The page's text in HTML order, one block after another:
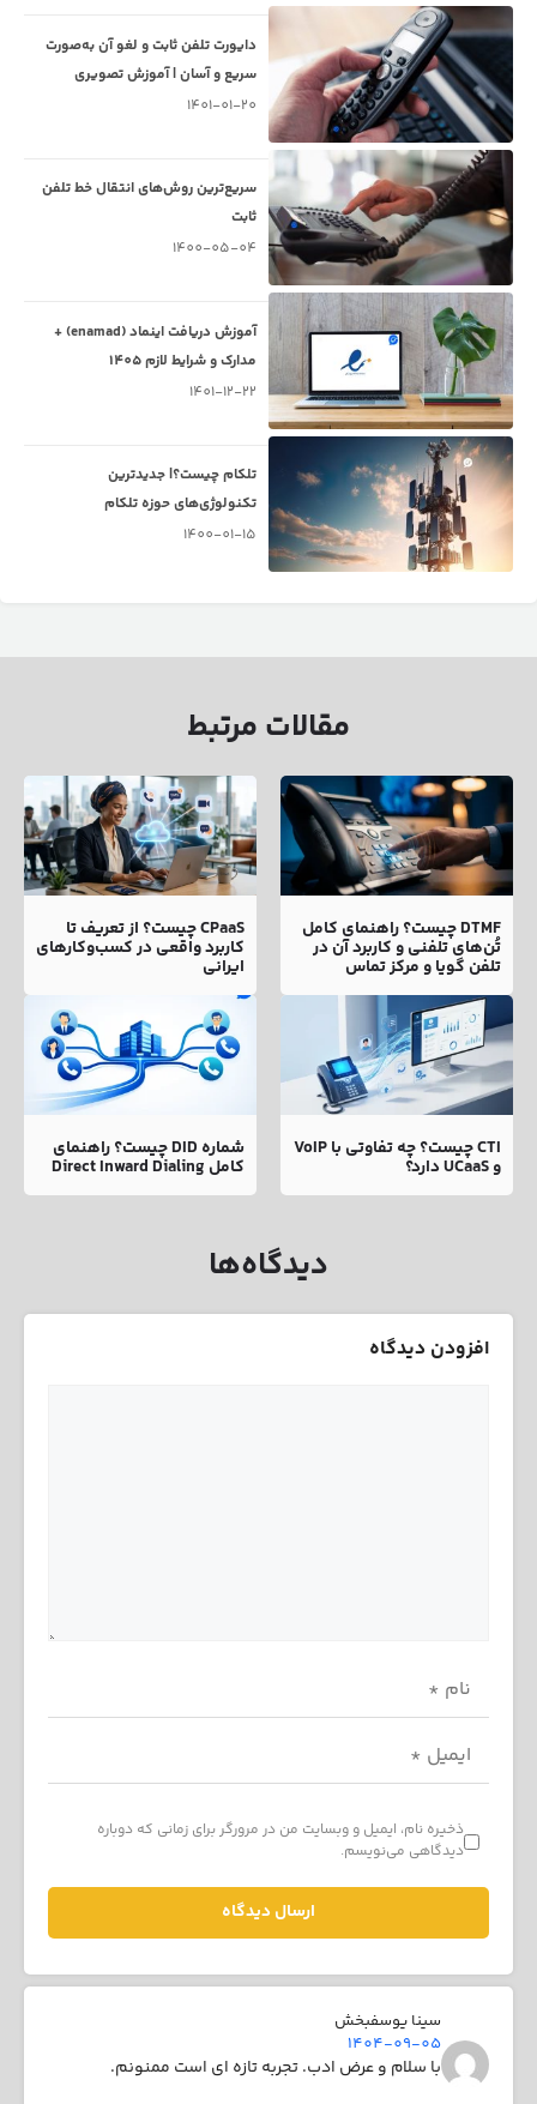
دایورت تلفن ثابت و لغو آن به‌صورت
سریع و آسان | آموزش تصویری
1401-01-20
سریع‌ترین روش‌های انتقال خط تلفن
ثابت
1400-05-04
آموزش دریافت اینماد (enamad) +
مدارک و شرایط لازم 1405
1401-12-22
تلکام چیست؟| جدیدترین
تکنولوژی‌های حوزه تلکام
1400-01-15
مقالات مرتبط
DTMF چیست؟ راهنمای کامل
تُن‌های تلفنی و کاربرد آن در
تلفن گویا و مرکز تماس
CPaaS چیست؟ از تعریف تا
کاربرد واقعی در کسب‌وکارهای
ایرانی
CTI چیست؟ چه تفاوتی با VoIP
و UCaaS دارد؟
شماره DID چیست؟ راهنمای
کامل Direct Inward Dialing
دیدگاه‌ها
افزودن دیدگاه
ذخیره نام، ایمیل و وبسایت من در مرورگر برای زمانی که دوباره
دیدگاهی می‌نویسم.
سینا یوسفبخش
1404-09-05
با سلام و عرض ادب. تجربه تازه ای است ممنونم.